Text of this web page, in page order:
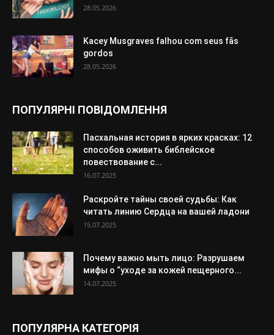
28.05.2026
Kacey Musgraves falhou com seus fãs
gordos
28.05.2026
ПОПУЛЯРНІ ПОВІДОМЛЕННЯ
Пасхальная история в ярких красках: 12
способов оживить библейское
повествование с...
16.07.2025
Раскройте тайны своей судьбы: Как
читать линию Сердца на вашей ладони
15.07.2025
Почему важно мыть лицо: Разрушаем
мифы о “уходе за кожей пещерного...
14.07.2025
ПОПУЛЯРНА КАТЕГОРІЯ